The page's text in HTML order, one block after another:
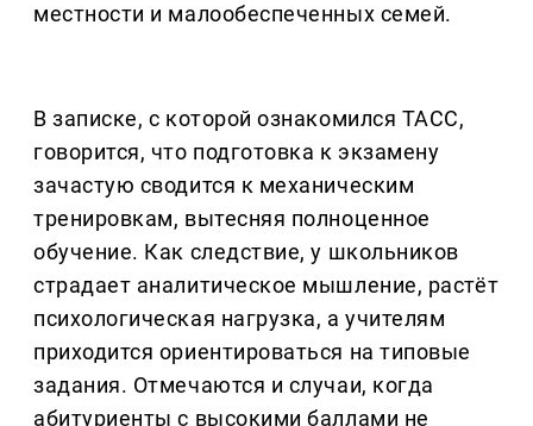
местности и малообеспеченных семей.
В записке, с которой ознакомился ТАСС,
говорится, что подготовка к экзамену
зачастую сводится к механическим
тренировкам, вытесняя полноценное
обучение. Как следствие, у школьников
страдает аналитическое мышление, растёт
психологическая нагрузка, а учителям
приходится ориентироваться на типовые
задания. Отмечаются и случаи, когда
абитуриенты с высокими баллами не